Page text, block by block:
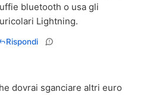
bluetooth o usa gli
Lightning.
Rispondi
dovrai sganciare altri euro